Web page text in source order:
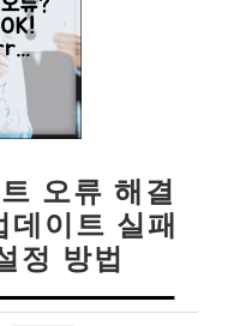
오류 해결
데이트 실패
정 방법